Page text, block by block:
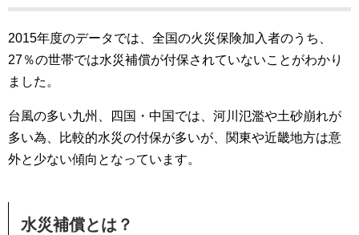
2015年度のデータでは、全国の火災保険加入者のうち、
27％の世帯では水災補償が付保されていないことがわかり
ました。
台風の多い九州、四国・中国では、河川氾濫や土砂崩れが
多い為、比較的水災の付保が多いが、関東や近畿地方は意
外と少ない傾向となっています。
水災補償とは？